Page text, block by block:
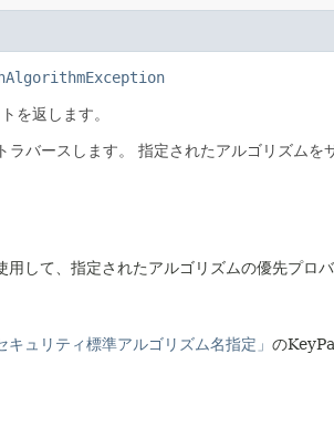
を返します。
バースします。
指定されたアルゴリズム
用して、指定されたアルゴリズムの優先プロ
キュリティ標準アルゴリズム名指定」 の